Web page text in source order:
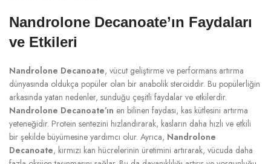
Nandrolone Decanoate’ın Faydaları
ve Etkileri
Nandrolone Decanoate, vücut geliştirme ve performans artırma
dünyasında oldukça popüler olan bir anabolik steroiddir. Bu popülerliğin
arkasında yatan nedenler, sunduğu çeşitli faydalar ve etkilerdir.
Nandrolone Decanoate’ın en bilinen faydası, kas kütlesini artırma
yeteneğidir. Protein sentezini hızlandırarak, kasların daha hızlı ve etkili
bir şekilde büyümesine yardımcı olur. Ayrıca, Nandrolone
Decanoate, kırmızı kan hücrelerinin üretimini artırarak, vücuda daha